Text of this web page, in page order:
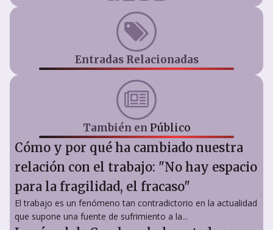
Entradas Relacionadas
También en Público
Cómo y por qué ha cambiado nuestra
relación con el trabajo: "No hay espacio
para la fragilidad, el fracaso"
El trabajo es un fenómeno tan contradictorio en la actualidad
que supone una fuente de sufrimiento a la...